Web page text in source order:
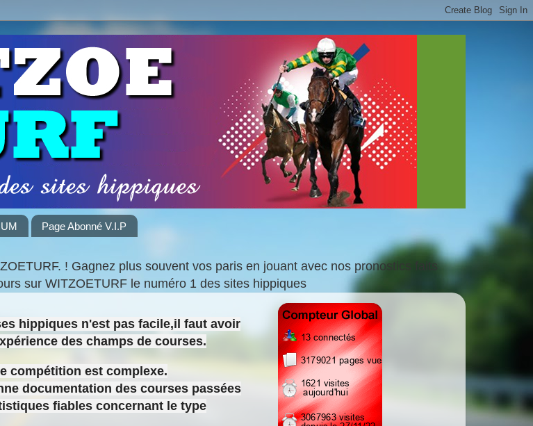
Page Abonné V.I.P
! Gagnez plus souvent vos paris en jouant avec nos pronostics faits
sur WITZOETURF le numéro 1 des sites hippiques
hippiques n'est pas facile,il faut avoir
des champs de courses.
compétition est complexe.
documentation des courses passées
fiables concernant le type